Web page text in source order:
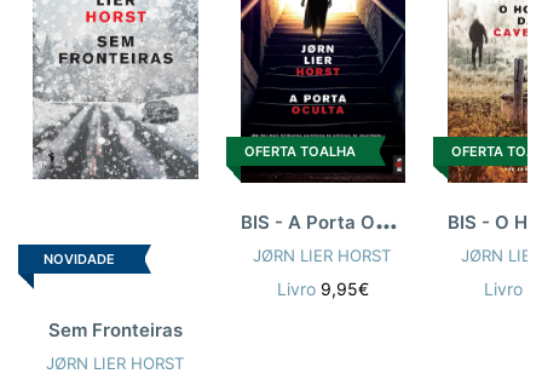
NOVIDADE
Sem Fronteiras
JØRN LIER HORST
OFERTA TOALHA
B
IS - A Porta Oculta
JØRN LIER HORST
Livro 9,95€
OFERTA
JØRN
Livro